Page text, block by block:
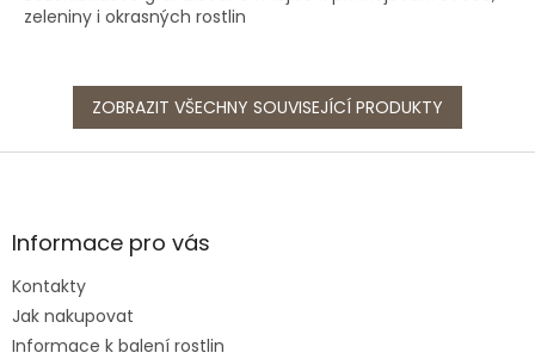
zeleniny i okrasných rostlin
ZOBRAZIT VŠECHNY SOUVISEJÍCÍ PRODUKTY
Z
aInformace pro vás
Kontakty
Jak nakupovat
Informace k balení rostlin